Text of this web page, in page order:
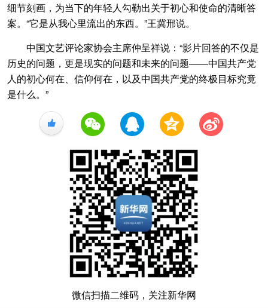
细节刻画，为当下的年轻人勾勒出关于初心和使命的清晰答
案。“它是从我心里流出的东西。”王冀邢说。
中国文艺评论家协会主席仲呈祥说：“影片回答的不仅是
历史的问题，更是现实的问题和未来的问题——中国共产党
人的初心何在、信仰何在，以及中国共产党的终极目标究竟
是什么。”
+1
微信扫描二维码，关注新华网